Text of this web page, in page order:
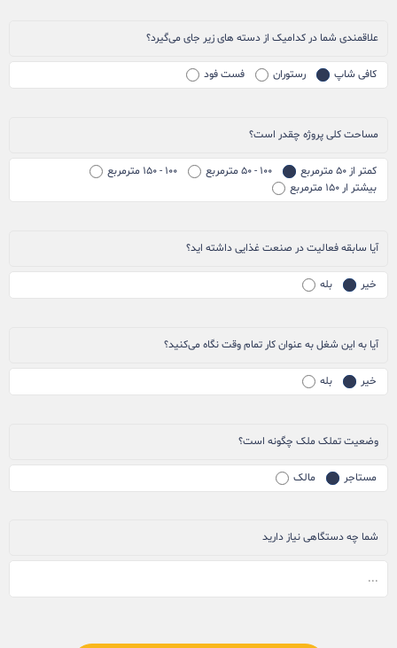
علاقمندی شما در کدامیک از دسته های زیر جای می‌گیرد؟
کافی شاپ رستوران فست فود
مساحت کلی پروژه چقدر است؟
کمتر از ۵۰ مترمربع ۱۰۰ - ۵۰ مترمربع
۱۰۰ - ۱۵۰ مترمربع
بیشتر ار ۱۵۰ مترمربع
آیا سابقه فعالیت در صنعت غذایی داشته اید؟
خیر بله
آیا به این شغل به عنوان کار تمام وقت نگاه می‌کنید؟
خیر بله
وضعیت تملک ملک چگونه است؟
مستاجر مالک
شما چه دستگاهی نیاز دارید